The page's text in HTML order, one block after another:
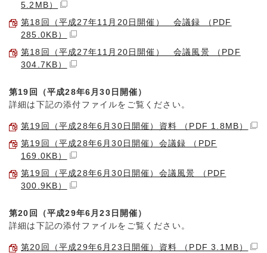
5.2MB）
第18回（平成27年11月20日開催） 会議録 （PDF
285.0KB）
第18回（平成27年11月20日開催） 会議風景 （PDF
304.7KB）
第19回（平成28年6月30日開催）
詳細は下記の添付ファイルをご覧ください。
第19回（平成28年6月30日開催）資料 （PDF 1.8MB）
第19回（平成28年6月30日開催）会議録 （PDF
169.0KB）
第19回（平成28年6月30日開催）会議風景 （PDF
300.9KB）
第20回（平成29年6月23日開催）
詳細は下記の添付ファイルをご覧ください。
第20回（平成29年6月23日開催）資料 （PDF 3.1MB）